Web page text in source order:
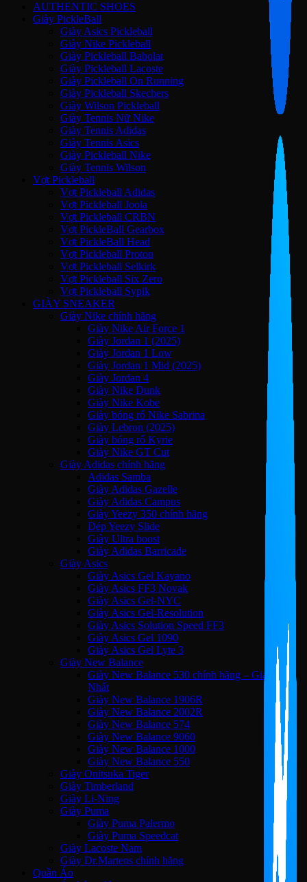
AUTHENTIC SHOES
Giày PickleBall
Giày Asics Pickleball
Giày Nike Pickleball
Giày Pickleball Babolat
Giày Pickleball Lacoste
Giày Pickleball On Running
Giày Pickleball Skechers
Giày Wilson Pickleball
Giày Tennis Nữ Nike
Giày Tennis Adidas
Giày Tennis Asics
Giày Pickleball Nike
Giày Tennis Wilson
Vợt Pickleball
Vợt Pickleball Adidas
Vợt Pickleball Joola
Vợt Pickleball CRBN
Vợt PickleBall Gearbox
Vợt PickleBall Head
Vợt Pickleball Proton
Vợt Pickleball Selkirk
Vợt Pickleball Six Zero
Vợt Pickleball Sypik
GIÀY SNEAKER
Giày Nike chính hãng
Giày Nike Air Force 1
Giày Jordan 1 (2025)
Giày Jordan 1 Low
Giày Jordan 1 Mid (2025)
Giày Jordan 4
Giày Nike Dunk
Giày Nike Kobe
Giày bóng rổ Nike Sabrina
Giày Lebron (2025)
Giày bóng rổ Kyrie
Giày Nike GT Cut
Giày Adidas chính hãng
Adidas Samba
Giày Adidas Gazelle
Giày Adidas Campus
Giày Yeezy 350 chính hãng
Dép Yeezy Slide
Giày Ultra boost
Giày Adidas Barricade
Giày Asics
Giày Asics Gel Kayano
Giày Asics FF3 Novak
Giày Asics Gel-NYC
Giày Asics Gel-Resolution
Giày Asics Solution Speed FF3
Giày Asics Gel 1090
Giày Asics Gel Lyte 3
Giày New Balance
Giày New Balance 530 chính hãng – Giá Tốt
Nhất
Giày New Balance 1906R
Giày New Balance 2002R
Giày New Balance 574
Giày New Balance 9060
Giày New Balance 1000
Giày New Balance 550
Giày Onitsuka Tiger
Giày Timberland
Giày Li-Ning
Giày Puma
Giày Puma Palermo
Giày Puma Speedcat
Giày Lacoste Nam
Giày Dr.Martens chính hãng
Quần Áo